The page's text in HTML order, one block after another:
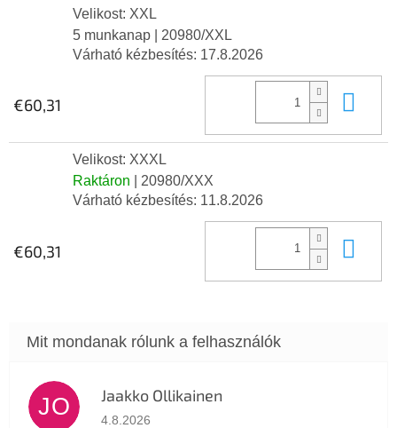
Velikost: XXL
5 munkanap
| 20980/XXL
Várható kézbesítés: 17.8.2026
€60,31
Velikost: XXXL
Raktáron
| 20980/XXX
Várható kézbesítés: 11.8.2026
€60,31
JO Jaakko Ollikainen
Az áruház értékelése 5-ből 5 csillag.
4.8.2026